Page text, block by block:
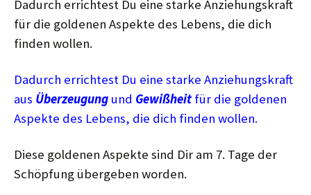
Dadurch errichtest Du eine starke Anziehungskraft
für die goldenen Aspekte des Lebens, die dich
finden wollen.
Dadurch errichtest Du eine starke Anziehungskraft
aus Überzeugung und Gewißheit für die goldenen
Aspekte des Lebens, die dich finden wollen.
Diese goldenen Aspekte sind Dir am 7. Tage der
Schöpfung übergeben worden.